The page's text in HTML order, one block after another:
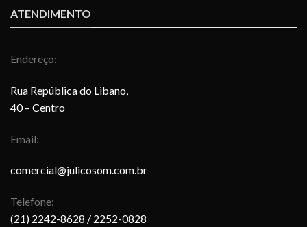
ATENDIMENTO
Endereço:
Rua República do Libano,
40 – Centro
Email:
comercial@julicosom.com.br
Telefone:
(21) 2242-8628 / 2252-0828